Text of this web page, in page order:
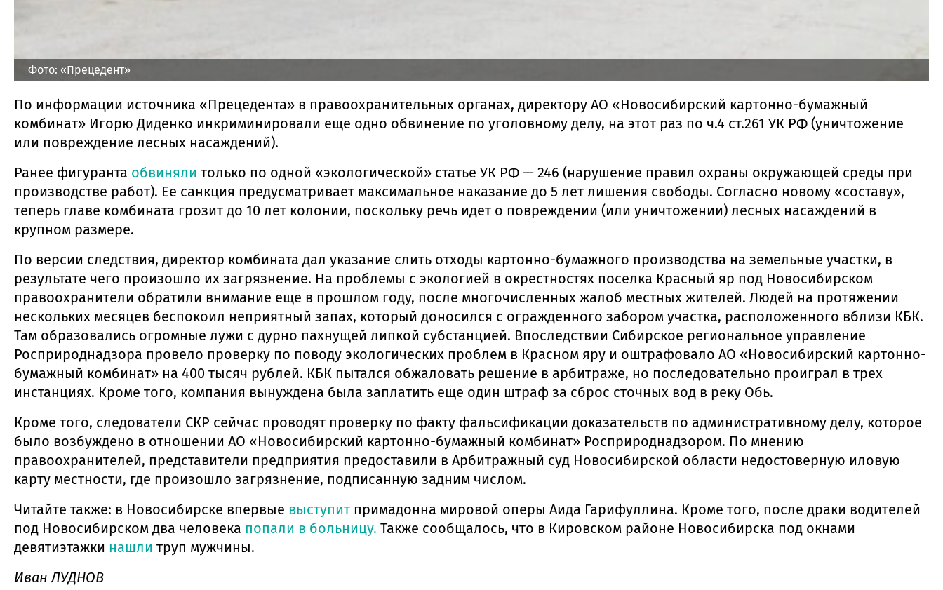
Фото: «Прецедент»
По информации источника «Прецедента» в правоохранительных органах, директору АО «Новосибирский картонно-бумажный
комбинат» Игорю Диденко инкриминировали еще одно обвинение по уголовному делу, на этот раз по ч.4 ст.261 УК РФ (уничтожение
или повреждение лесных насаждений).
Ранее фигуранта обвиняли только по одной «экологической» статье УК РФ — 246 (нарушение правил охраны окружающей среды при
производстве работ). Ее санкция предусматривает максимальное наказание до 5 лет лишения свободы. Согласно новому «составу»,
теперь главе комбината грозит до 10 лет колонии, поскольку речь идет о повреждении (или уничтожении) лесных насаждений в
крупном размере.
По версии следствия, директор комбината дал указание слить отходы картонно-бумажного производства на земельные участки, в
результате чего произошло их загрязнение. На проблемы с экологией в окрестностях поселка Красный яр под Новосибирском
правоохранители обратили внимание еще в прошлом году, после многочисленных жалоб местных жителей. Людей на протяжении
нескольких месяцев беспокоил неприятный запах, который доносился с огражденного забором участка, расположенного вблизи КБК.
Там образовались огромные лужи с дурно пахнущей липкой субстанцией. Впоследствии Сибирское региональное управление
Росприроднадзора провело проверку по поводу экологических проблем в Красном яру и оштрафовало АО «Новосибирский картонно-
бумажный комбинат» на 400 тысяч рублей. КБК пытался обжаловать решение в арбитраже, но последовательно проиграл в трех
инстанциях. Кроме того, компания вынуждена была заплатить еще один штраф за сброс сточных вод в реку Обь.
Кроме того, следователи СКР сейчас проводят проверку по факту фальсификации доказательств по административному делу, которое
было возбуждено в отношении АО «Новосибирский картонно-бумажный комбинат» Росприроднадзором. По мнению
правоохранителей, представители предприятия предоставили в Арбитражный суд Новосибирской области недостоверную иловую
карту местности, где произошло загрязнение, подписанную задним числом.
Читайте также: в Новосибирске впервые выступит примадонна мировой оперы Аида Гарифуллина. Кроме того, после драки водителей
под Новосибирском два человека попали в больницу. Также сообщалось, что в Кировском районе Новосибирска под окнами
девятиэтажки нашли труп мужчины.
Иван ЛУДНОВ